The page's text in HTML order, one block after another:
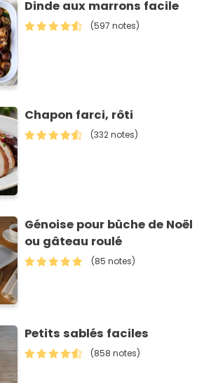
Dinde aux marrons facile
(597 notes)
Chapon farci, rôti
(332 notes)
Génoise pour bûche de Noël
ou gâteau roulé
(85 notes)
Petits sablés faciles
(858 notes)